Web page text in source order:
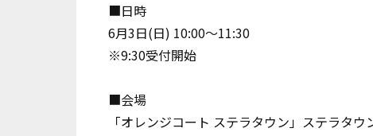
■日時
6月3日(日) 10:00～11:30
※9:30受付開始
■会場
「オレンジコート ステラタウン」ステラタウ